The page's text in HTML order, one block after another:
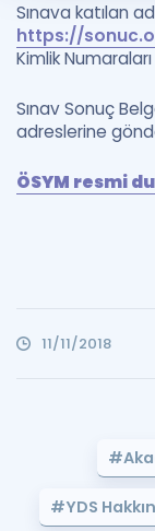
ÖSYM
Blog
İngilizce
Sınava katılan
https://
Kimlik
Sınav Sonuç
adreslerine
ÖSYM resmi
11/11/2018
#YDS